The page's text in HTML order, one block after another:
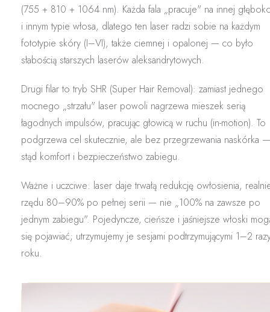
(755 + 810 + 1064 nm). Każda fala „pracuje" na innej
i innym typie włosa, dlatego ten laser radzi sobie na każdym
fototypie skóry (I–VI), także ciemnej i opalonej — co było
słabością starszych laserów aleksandrytowych.
Drugi filar to tryb SHR (Super Hair Removal): zamiast jednego
mocnego „strzału" laser powoli nagrzewa mieszek serią
łagodnych impulsów, pracując głowicą w ruchu (in-motion). To
podgrzewa cel skutecznie, ale bez przegrzewania naskórka —
stąd komfort i bezpieczeństwo zabiegu.
Ważne i uczciwe: laser daje trwałą redukcję owłosienia,
rzędu 80–90%po pełnej serii — nie „100% na zawsze po
jednym zabiegu". Pojedyncze, cieńsze i jaśniejsze włoski
się pojawiać; utrzymujemy je sesjami podtrzymującymi 1–2
roku.